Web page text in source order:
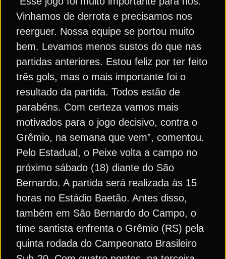
Vinhamos de derrota e precisamos nos
reerguer. Nossa equipe se portou muito
bem. Levamos menos sustos do que nas
partidas anteriores. Estou feliz por ter feito
três gols, mas o mais importante foi o
resultado da partida. Todos estão de
parabéns. Com certeza vamos mais
motivados para o jogo decisivo, contra o
Grêmio, na semana que vem”, comentou.
Pelo Estadual, o Peixe volta a campo no
próximo sábado (18) diante do São
Bernardo. A partida será realizada às 15
horas no Estádio Baetão. Antes disso,
também em São Bernardo do Campo, o
time santista enfrenta o Grêmio (RS) pela
quinta rodada do Campeonato Brasileiro